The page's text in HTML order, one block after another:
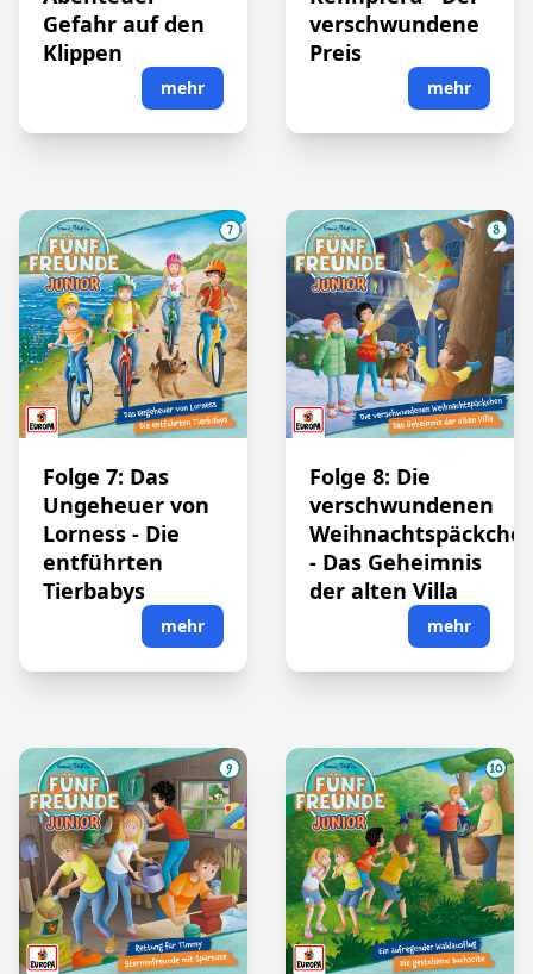
Gefahr auf den
Klippen
mehr
verschwundene
Preis
mehr
Folge 7: Das
Ungeheuer von
Lorness - Die
entführten
Tierbabys
mehr
Folge 8: Die
verschwundenen
- Das Geheimnis
der alten Villa
mehr